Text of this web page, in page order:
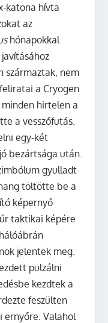
katona hívta
az
hónapokkal
származtak, nem
a Cryogen
hirtelen a
a vesszőfutás.
egy-két
bezártsága után.
gyulladt
töltötte be a
képernyő
taktikai képére
jelentek meg.
pulzálni
kezdtek a
feszülten
Valahol